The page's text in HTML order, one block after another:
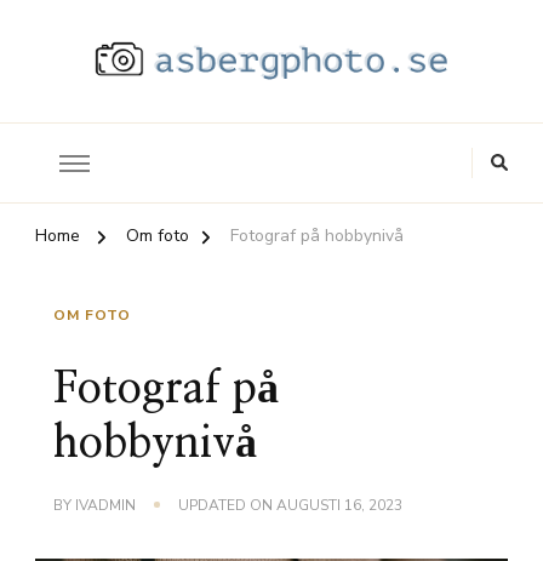
Home Om foto Fotograf på hobbynivå
OM FOTO
Fotograf på
hobbynivå
BY IVADMIN UPDATED ON AUGUSTI 16, 2023